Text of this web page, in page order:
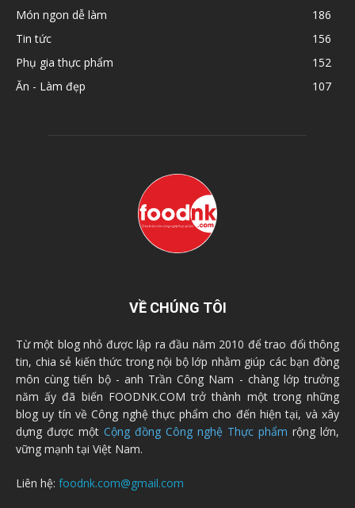
Món ngon dễ làm
186
Tin tức
156
Phụ gia thực phẩm
152
Ăn - Làm đẹp
107
VỀ CHÚNG TÔI
Từ một blog nhỏ được lập ra đầu năm 2010 để trao đổi thông
tin, chia sẻ kiến thức trong nội bộ lớp nhằm giúp các bạn đồng
môn cùng tiến bộ - anh Trần Công Nam - chàng lớp trưởng
năm ấy đã biến FOODNK.COM trở thành một trong những
blog uy tín về Công nghệ thực phẩm cho đến hiện tại, và xây
dựng được một Cộng đồng Công nghệ Thực phẩm rộng lớn,
vững mạnh tại Việt Nam.
Liên hệ: foodnk.com@gmail.com